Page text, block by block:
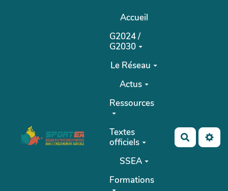
Accueil
G2024 /
G2030
Le Réseau
Actus
Ressources
Textes
officiels
SSEA
Formations